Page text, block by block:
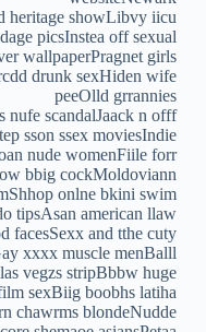
heritage showLibvy iicu
picsInstea off sexual
wallpaperPragnet girls
drunk sexHiden wife
peeOlld grrannies
nufe scandalJaack n offf
sson ssex moviesIndie
nude womenFiile forr
bbig cockMoldoviann
onlne bkini swim
tipsAsan american llaw
facesSexx and tthe cuty
xxxx muscle menBalll
vegzs stripBbbw huge
sexBiig boobhs latiha
chawrms blondeNudde